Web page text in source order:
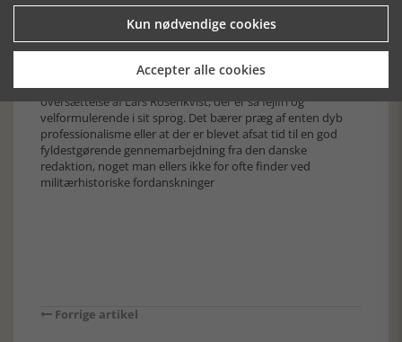
En sidste bemærkning skal dog rettes til bogens
oversættelse. Selvom det burde være en selvfølge ved
enhver bogudgivelse, så er det en fryd at læse en
oversættelse af Lars Rosenkvist, der er så fejlfri og
velformulerende i sit sprog. Det bærer præg af enten dyb
professionalisme eller at der er blevet afsat tid til en god
fyldestgørende gennemarbejdning fra den danske
redaktion, noget man ellers ikke for ofte finder ved
militærhistoriske fordanskninger
Forrige artikel
Kun nødvendige cookies
Accepter alle cookies